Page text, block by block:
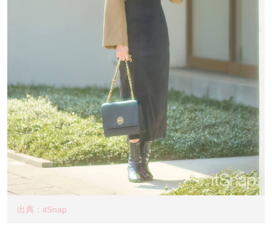
出典：itSnap